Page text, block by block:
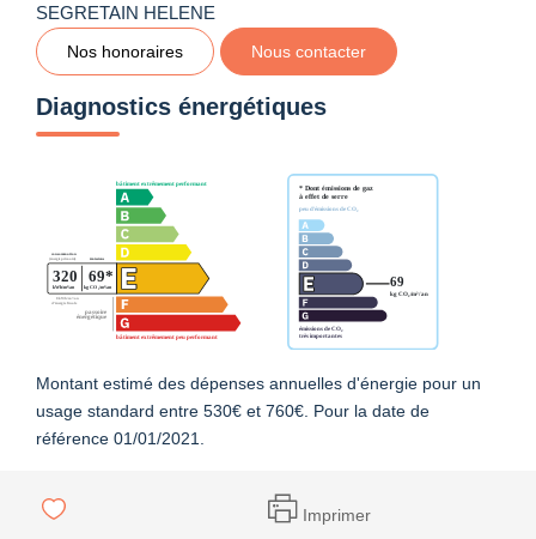
SEGRETAIN HELENE
Nos honoraires Nous contacter
Diagnostics énergétiques
Montant estimé des dépenses annuelles d'énergie pour un
usage standard entre 530€ et 760€. Pour la date de
référence 01/01/2021.
Imprimer